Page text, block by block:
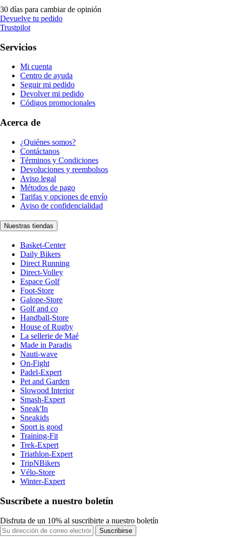
30 días para cambiar de opinión
Devuelve tu pedido
Trustpilot
Servicios
Mi cuenta
Centro de ayuda
Seguir mi pedido
Devolver mi pedido
Códigos promocionales
Acerca de
¿Quiénes somos?
Contáctanos
Términos y Condiciones
Devoluciones y reembolsos
Aviso legal
Métodos de pago
Tarifas y opciones de envío
Aviso de confidencialidad
Nuestras tiendas
Basket-Center
Daily Bikers
Direct Running
Direct-Volley
Espace Golf
Foot-Store
Galope-Store
Golf and co
Handball-Store
House of Rugby
La sellerie de Maé
Made in Paradis
Nauti-wave
On-Fight
Padel-Expert
Pet and Garden
Slowood Interior
Smash-Expert
Sneak'In
Sneakids
Sport is good
Training-Fit
Trek-Expert
Triathlon-Expert
TripNBikers
Vélo-Store
Winter-Expert
Suscríbete a nuestro boletín
Disfruta de un 10% al suscribirte a nuestro boletín
Suscribirse